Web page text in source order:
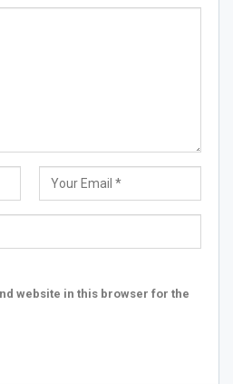
website in this browser for the